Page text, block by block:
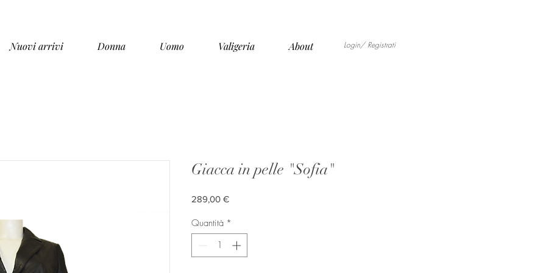
Nuovi arrivi Donna Uomo Valigeria About Login/ Registrati
Giacca in pelle "Sofia"
289,00 €Prezzo
Quantità *